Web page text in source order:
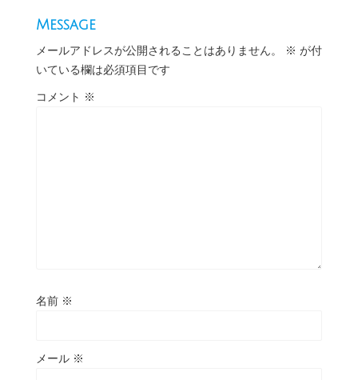
Message
メールアドレスが公開されることはありません。 ※ が付
いている欄は必須項目です
コメント ※
名前 ※
メール ※